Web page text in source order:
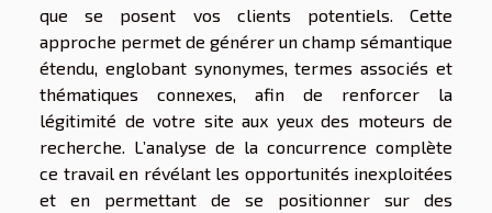
que se posent vos clients potentiels. Cette
approche permet de générer un champ sémantique
étendu, englobant synonymes, termes associés et
thématiques connexes, afin de renforcer la
légitimité de votre site aux yeux des moteurs de
recherche. L’analyse de la concurrence complète
ce travail en révélant les opportunités inexploitées
et en permettant de se positionner sur des